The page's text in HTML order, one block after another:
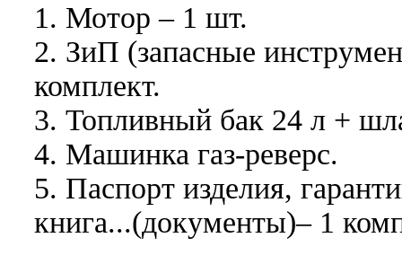
1. Мотор – 1 шт.
2. ЗиП (запасные
комплект.
3. Топливный бак 24 л +
4. Машинка газ-реверс.
5. Паспорт изделия,
книга...(документы)– 1